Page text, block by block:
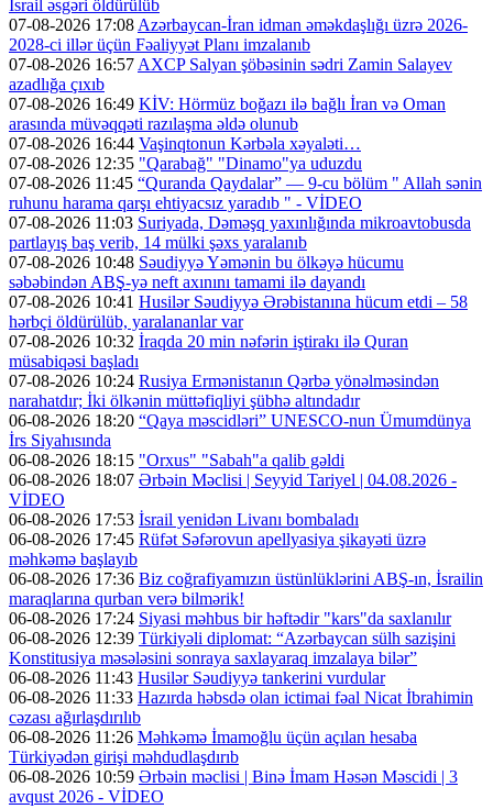
İsrail əsgəri öldürülüb
07-08-2026 17:08 Azərbaycan-İran idman əməkdaşlığı üzrə 2026-
2028-ci illər üçün Fəaliyyət Planı imzalanıb
07-08-2026 16:57 AXCP Salyan şöbəsinin sədri Zamin Salayev
azadlığa çıxıb
07-08-2026 16:49 KİV: Hörmüz boğazı ilə bağlı İran və Oman
arasında müvəqqəti razılaşma əldə olunub
07-08-2026 16:44 Vaşinqtonun Kərbəla xəyaləti…
07-08-2026 12:35 "Qarabağ" "Dinamo"ya uduzdu
07-08-2026 11:45 “Quranda Qaydalar” — 9-cu bölüm " Allah sənin
ruhunu harama qarşı ehtiyacsız yaradıb " - VİDEO
07-08-2026 11:03 Suriyada, Dəməşq yaxınlığında mikroavtobusda
partlayış baş verib, 14 mülki şəxs yaralanıb
07-08-2026 10:48 Səudiyyə Yəmənin bu ölkəyə hücumu
səbəbindən ABŞ-yə neft axınını tamami ilə dayandı
07-08-2026 10:41 Husilər Səudiyyə Ərəbistanına hücum etdi – 58
hərbçi öldürülüb, yaralananlar var
07-08-2026 10:32 İraqda 20 min nəfərin iştirakı ilə Quran
müsabiqəsi başladı
07-08-2026 10:24 Rusiya Ermənistanın Qərbə yönəlməsindən
narahatdır; İki ölkənin müttəfiqliyi şübhə altındadır
06-08-2026 18:20 “Qaya məscidləri” UNESCO-nun Ümumdünya
İrs Siyahısında
06-08-2026 18:15 "Orxus" "Sabah"a qalib gəldi
06-08-2026 18:07 Ərbəin Məclisi | Seyyid Tariyel | 04.08.2026 -
VİDEO
06-08-2026 17:53 İsrail yenidən Livanı bombaladı
06-08-2026 17:45 Rüfət Səfərovun apellyasiya şikayəti üzrə
məhkəmə başlayıb
06-08-2026 17:36 Biz coğrafiyamızın üstünlüklərini ABŞ-ın, İsrailin
maraqlarına qurban verə bilmərik!
06-08-2026 17:24 Siyasi məhbus bir həftədir "kars"da saxlanılır
06-08-2026 12:39 Türkiyəli diplomat: “Azərbaycan sülh sazişini
Konstitusiya məsələsini sonraya saxlayaraq imzalaya bilər”
06-08-2026 11:43 Husilər Səudiyyə tankerini vurdular
06-08-2026 11:33 Hazırda həbsdə olan ictimai fəal Nicat İbrahimin
cəzası ağırlaşdırılıb
06-08-2026 11:26 Məhkəmə İmamoğlu üçün açılan hesaba
Türkiyədən girişi məhdudlaşdırıb
06-08-2026 10:59 Ərbəin məclisi | Binə İmam Həsən Məscidi | 3
avqust 2026 - VİDEO